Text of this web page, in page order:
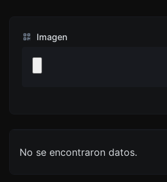
Imagen
No se encontraron datos.